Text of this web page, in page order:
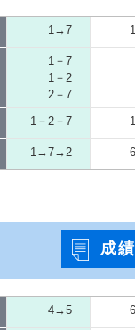
1→7
1－7
1－2
2－7
1－2－7
1→7→2
成
4→5